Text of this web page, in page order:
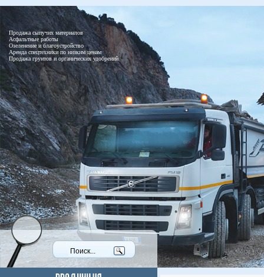
Продажа сыпучих материалов
Асфальтные работы
Озеленение и благоустройство
Аренда спецтехники по низким ценам
Продажа грунтов и органических удобрений